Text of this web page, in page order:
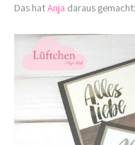
Das hatAnja daraus